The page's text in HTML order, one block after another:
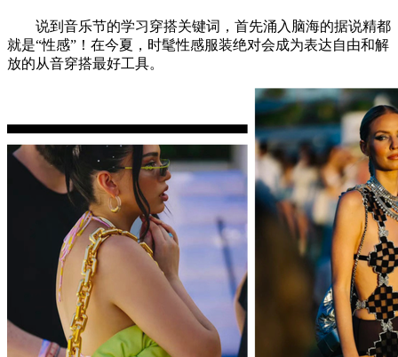
说到音乐节的学习穿搭关键词，首先涌入脑海的据说精都
就是“性感”！在今夏，时髦性感服装绝对会成为表达自由和解
放的从音穿搭最好工具。